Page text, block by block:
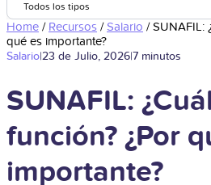
Todos los tipos
Home / Recursos /Salario /SUNAFIL:
qué es importante?
Salario|23 de Julio, 2026|7 minutos
SUNAFIL:
función? ¿Por
importante?